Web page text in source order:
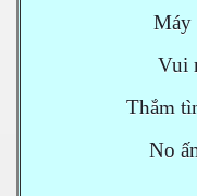
Máy
Vui
Thắm
No